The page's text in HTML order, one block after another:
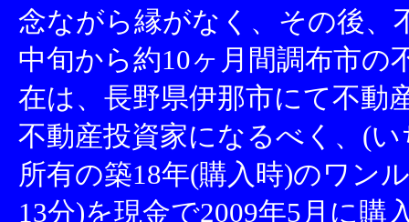
念ながら縁がなく、その後、
中旬から約10ヶ月間調布市の
在は、長野県伊那市にて不動
不動産投資家になるべく、(
所有の築18年(購入時)のワン
13分)を現金で2009年5月に購